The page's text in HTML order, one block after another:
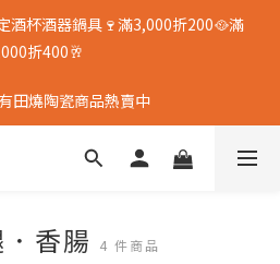
酒杯酒器鍋具🍷滿3,000折200🥘滿
折400🥂
田燒陶瓷商品熱賣中
香腸 4 件商品